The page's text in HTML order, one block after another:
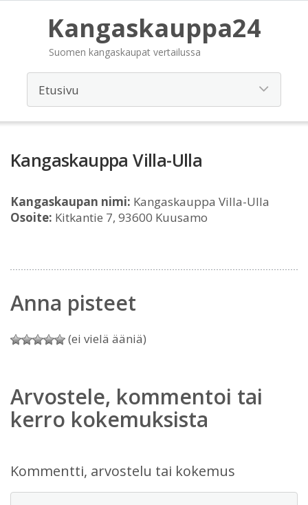
Kangaskauppa24
Suomen kangaskaupat vertailussa
Kangaskauppa Villa-Ulla
Kangaskaupan nimi: Kangaskauppa Villa-Ulla
Osoite: Kitkantie 7, 93600 Kuusamo
Anna pisteet
(ei vielä ääniä)
Arvostele, kommentoi tai
kerro kokemuksista
Kommentti, arvostelu tai kokemus